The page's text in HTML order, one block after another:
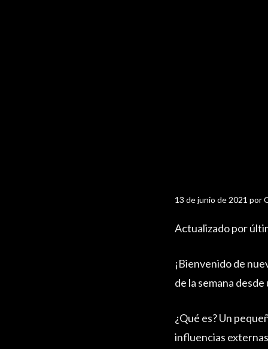
13 de junio de 2021 por
Actualizado por
¡Bienvenido de
de la semana
¿Qué es? Un
influencias